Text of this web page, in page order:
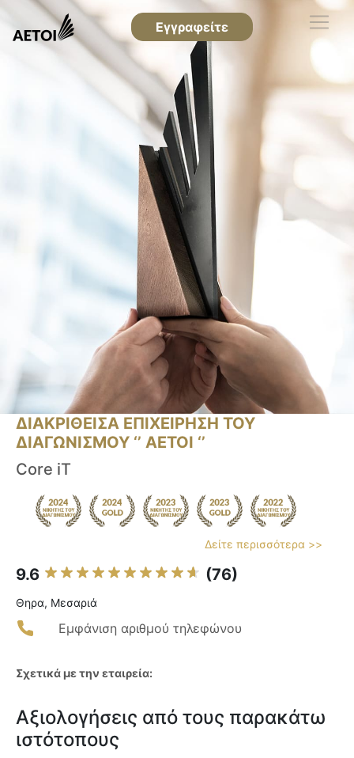
Εγγραφείτε
ΔΙΑΚΡΙΘΕΙΣΑ ΕΠΙΧΕΙΡΗΣΗ ΤΟΥ
ΔΙΑΓΩΝΙΣΜΟΥ ‘’ ΑΕΤΟΙ ‘’
Core iT
Δείτε περισσότερα >>
9.6 (76)
Θηρα, Μεσαριά
Εμφάνιση αριθμού τηλεφώνου
Σχετικά με την εταιρεία:
Αξιολογήσεις από τους παρακάτω
ιστότοπους